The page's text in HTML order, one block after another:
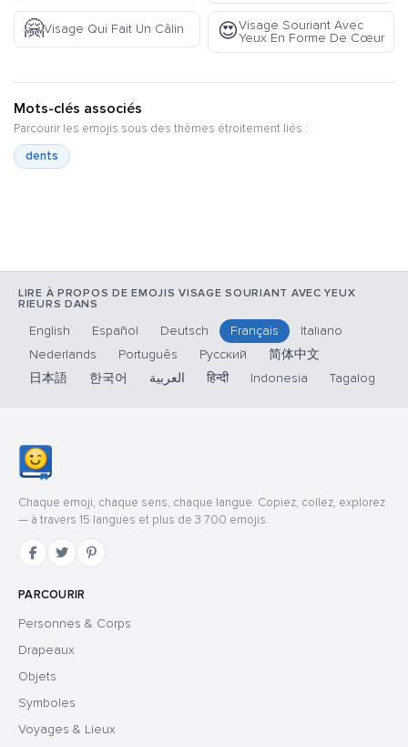
🤗Visage Qui Fait Un Câlin 😍Visage Souriant Avec
Yeux En Forme De Cœur
Mots-clés associés
Parcourir les emojis sous des thèmes étroitement liés :
dents
LIRE À PROPOS DE EMOJIS VISAGE SOURIANT AVEC YEUX
RIEURS DANS
English Español Deutsch Français
Italiano
Nederlands
Português Русский
简体中文
日本語
한국어 العربية हिन्दी Indonesia Tagalog
Chaque emoji, chaque sens, chaque langue. Copiez, collez, explorez
— à travers 15 langues et plus de 3 700 emojis.
PARCOURIR
Personnes & Corps
Drapeaux
Objets
Symboles
Voyages & Lieux